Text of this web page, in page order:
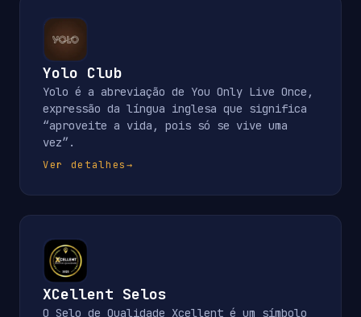
Yolo Club
Yolo é a abreviação de You Only Live Once,
expressão da língua inglesa que significa
“aproveite a vida, pois só se vive uma
vez”.
Ver detalhes→
XCellent Selos
O Selo de Qualidade Xcellent é um símbolo